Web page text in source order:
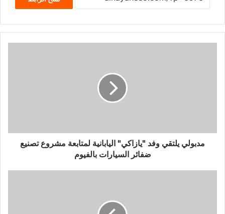
مدبولي يلتقي وفد "يازاكي" اليابانية لمتابعة مشروع تصنيع
ضفائر السيارات بالفيوم